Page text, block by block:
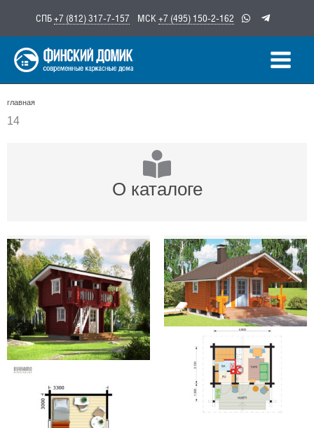
содержимому
СПБ+7 (812) 317-7-157 МСК +7 (495) 150-2-162
главная
14
О каталоге